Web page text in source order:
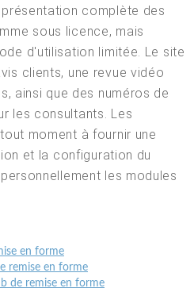
complète des
sous licence, mais
d'utilisation limitée. Le site
clients, une revue vidéo
ainsi que des numéros de
les consultants. Les
moment à fournir une
et la configuration du
les modules
en forme
remise en forme
de remise en forme